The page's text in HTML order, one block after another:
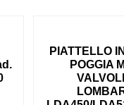
PIATTELLO
POGGIA